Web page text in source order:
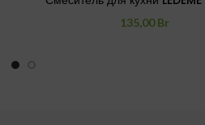
135,00Br